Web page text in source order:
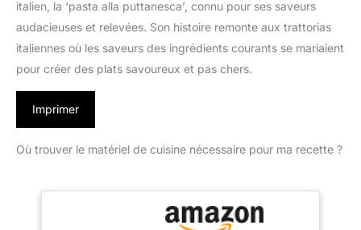
italien, la ‘pasta alla puttanesca’, connu pour ses saveurs
audacieuses et relevées. Son histoire remonte aux trattorias
italiennes où les saveurs des ingrédients courants se mariaient
pour créer des plats savoureux et pas chers.
Imprimer
Où trouver le matériel de cuisine nécessaire pour ma recette ?